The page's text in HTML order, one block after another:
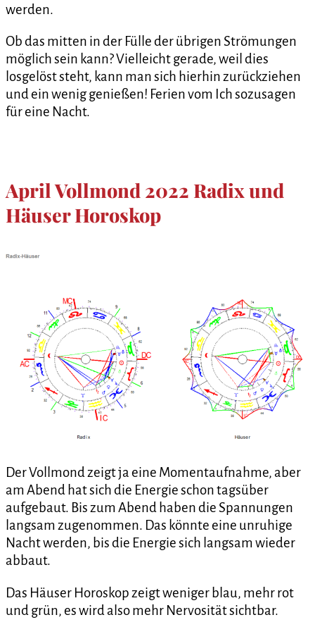
werden.
Ob das mitten in der Fülle der übrigen Strömungen
möglich sein kann? Vielleicht gerade, weil dies
losgelöst steht, kann man sich hierhin zurückziehen
und ein wenig genießen! Ferien vom Ich sozusagen
für eine Nacht.
April Vollmond 2022 Radix und
Häuser Horoskop
Der Vollmond zeigt ja eine Momentaufnahme, aber
am Abend hat sich die Energie schon tagsüber
aufgebaut. Bis zum Abend haben die Spannungen
langsam zugenommen. Das könnte eine unruhige
Nacht werden, bis die Energie sich langsam wieder
abbaut.
Das Häuser Horoskop zeigt weniger blau, mehr rot
und grün, es wird also mehr Nervosität sichtbar.